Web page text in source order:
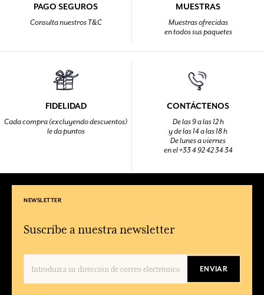
PAGO SEGUROS
Consulta nuestros T&C
MUESTRAS
Muestras ofrecidas
en todos sus paquetes
FIDELIDAD
Cada compra (excluyendo descuentos)
le da puntos
CONTÁCTENOS
De las 9 a las 12 h
y de las 14 a las 18 h
De lunes a viernes
en el +33 4 92 42 34 34
NEWSLETTER
Suscríbe a nuestra newsletter
ENVIAR